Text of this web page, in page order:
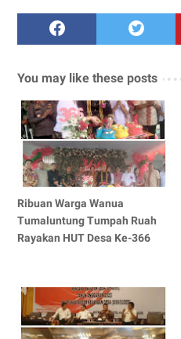
You may like these posts
Ribuan Warga Wanua
Tumaluntung Tumpah Ruah
Rayakan HUT Desa Ke-366